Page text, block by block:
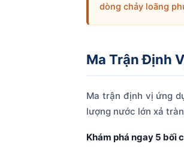
dòng chảy loãng
Ma Trận Định
Ma trận định vị ứng
lượng nước lớn xả
Khám phá ngay 5 bối